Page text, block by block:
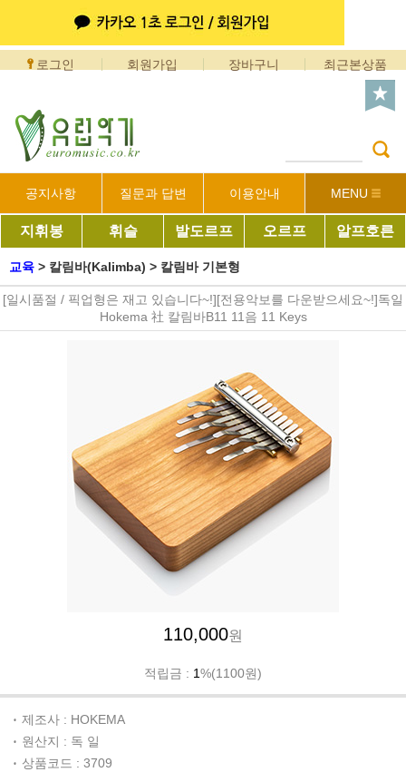
로그인 회원가입 장바구니 최근본상품
공지사항 질문과 답변 이용안내 MENU
지휘봉 휘슬 발도르프 오르프 알프호른
교육 > 칼림바(Kalimba) > 칼림바 기본형
[일시품절 / 픽업형은 재고 있습니다~!][전용악보를 다운받으세요~!]독일
Hokema 社 칼림바B11 11음 11 Keys
110,000원
적립금 : 1%(1100원)
제조사 : HOKEMA
원산지 : 독 일
상품코드 : 3709